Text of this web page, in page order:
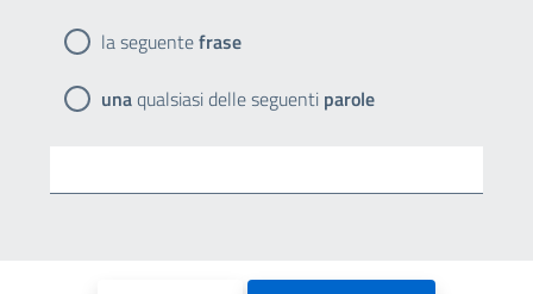
la seguentefrase
unaqualsiasi delle seguenti parole